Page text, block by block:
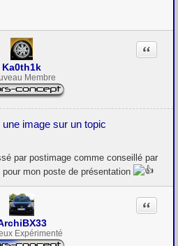
Ka0th1k
Membre
une image sur un topic
Citation
par postimage comme conseillé par
mon poste de présentation
Expérimenté
Citation